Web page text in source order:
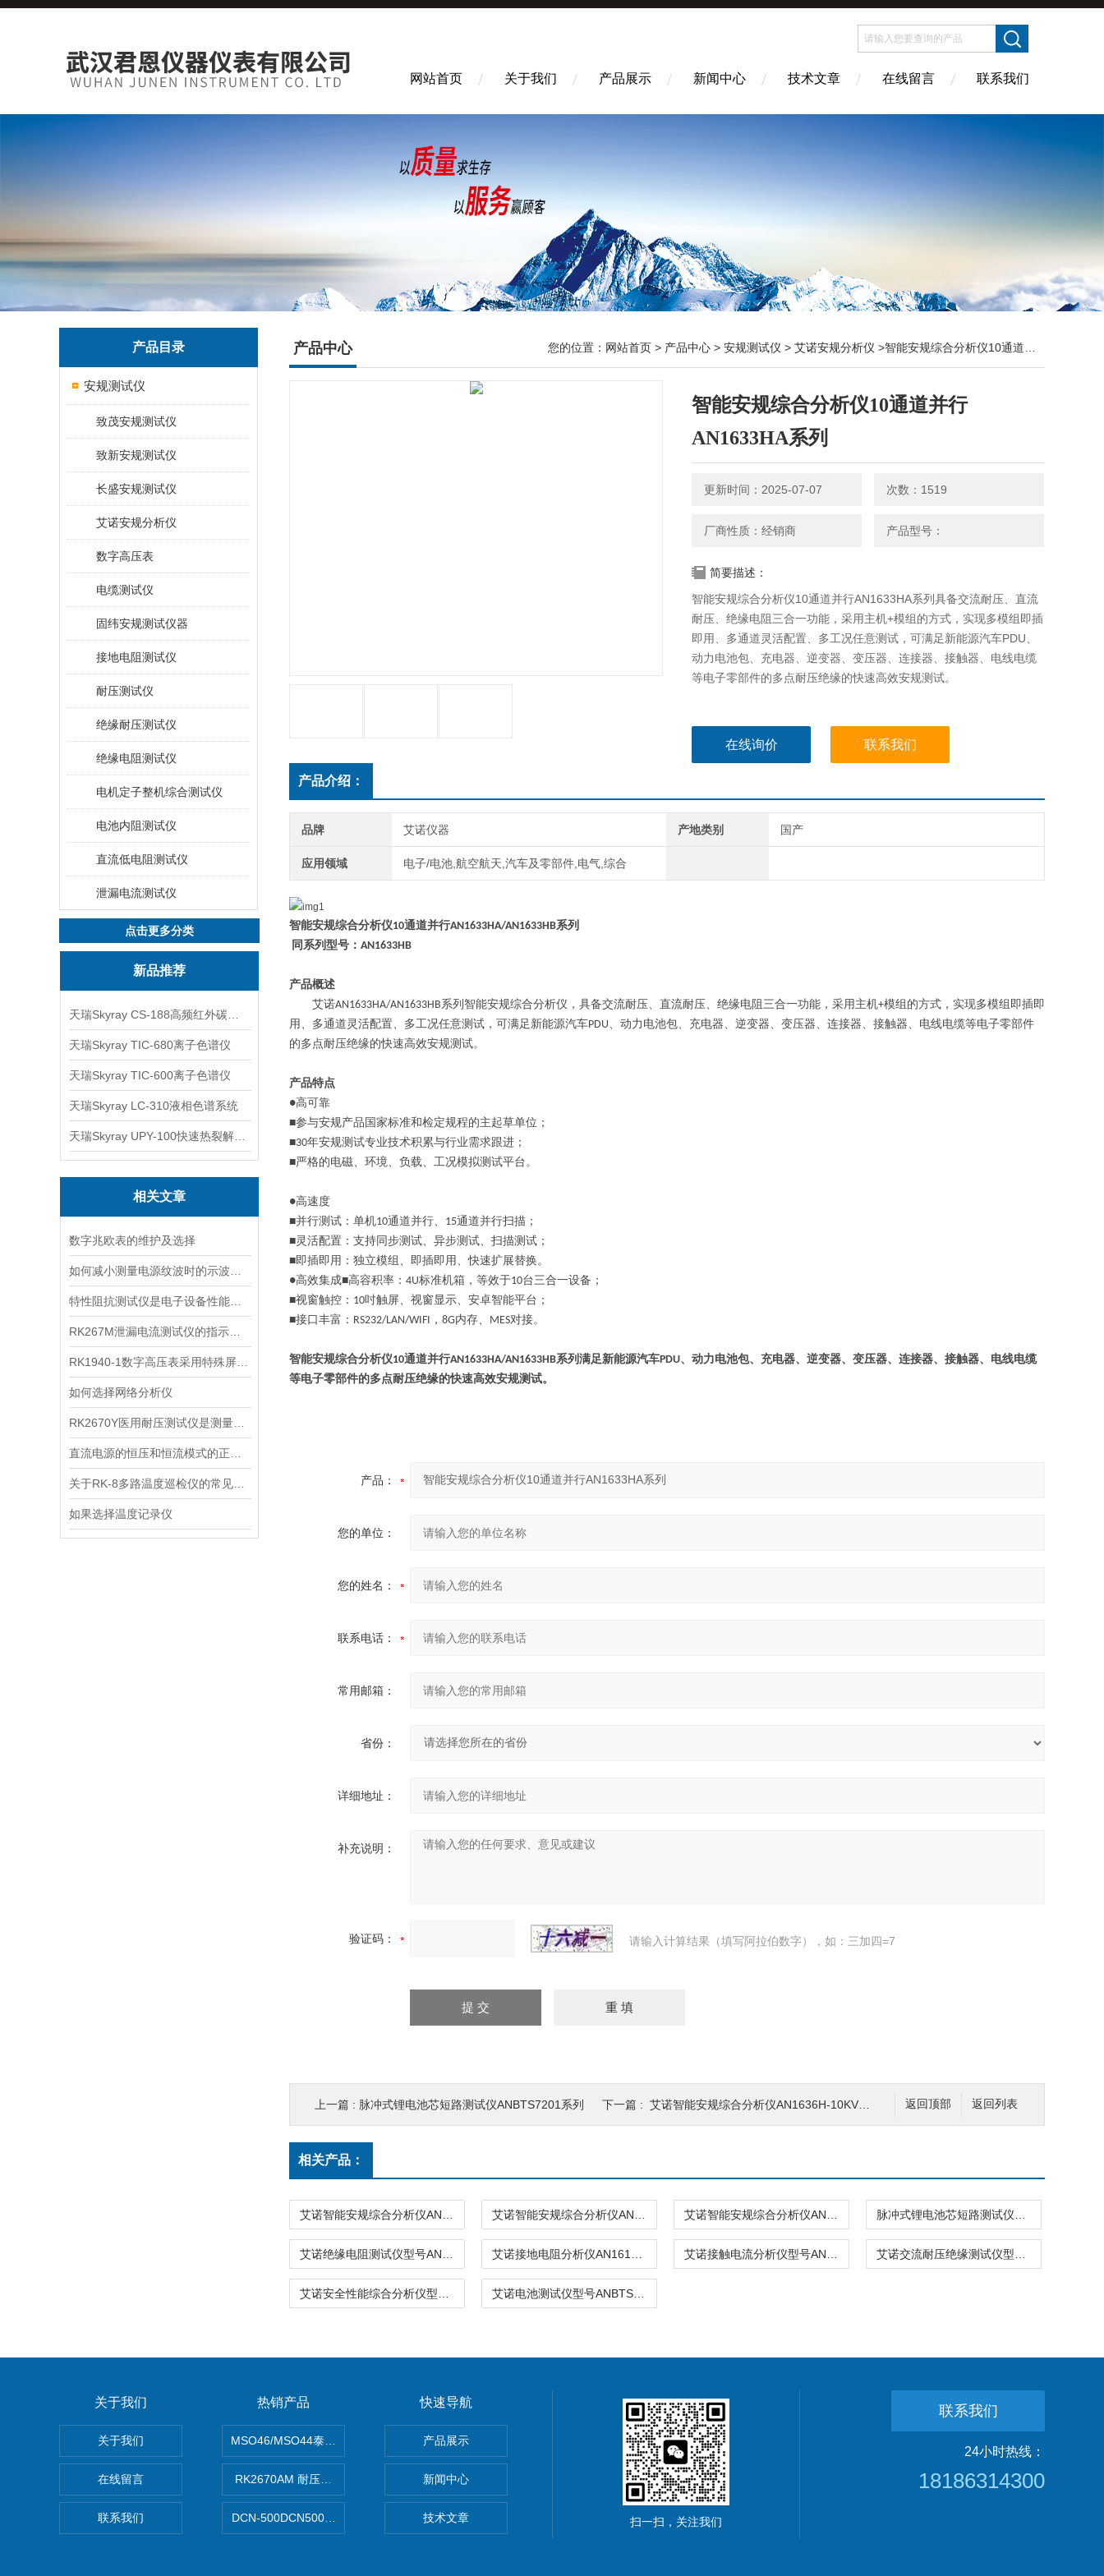
网站首页 关于我们 产品展示 新闻中心 技术文章 在线留言 联系我们
产品目录
安规测试仪
致茂安规测试仪
致新安规测试仪
长盛安规测试仪
艾诺安规分析仪
数字高压表
电缆测试仪
固纬安规测试仪器
接地电阻测试仪
耐压测试仪
绝缘耐压测试仪
绝缘电阻测试仪
电机定子整机综合测试仪
电池内阻测试仪
直流低电阻测试仪
泄漏电流测试仪
点击更多分类
新品推荐
天瑞Skyray TIC-680离子色谱仪
天瑞Skyray TIC-600离子色谱仪
天瑞Skyray LC-310液相色谱系统
相关文章
数字兆欧表的维护及选择
如何选择网络分析仪
如果选择温度记录仪
产品中心 您的位置： 网站首页 > 产品中心 > 安规测试仪 > 艾诺安规分析仪 >智能安规综合分析仪10通道并行AN1633HA系列
智能安规综合分析仪10通道并行
AN1633HA系列
更新时间：2025-07-07 次数：1519
厂商性质：经销商 产品型号：
简要描述：
智能安规综合分析仪10通道并行AN1633HA系列具备交流耐压、直流
耐压、绝缘电阻三合一功能，采用主机+模组的方式，实现多模组即插
即用、多通道灵活配置、多工况任意测试，可满足新能源汽车PDU、
动力电池包、充电器、逆变器、变压器、连接器、接触器、电线电缆
等电子零部件的多点耐压绝缘的快速高效安规测试。
在线询价 联系我们
产品介绍：
品牌 艾诺仪器 产地类别 国产
应用领域 电子/电池,航空航天,汽车及零部件,电气,综合
智能安规综合分析仪10通道并行AN1633HA/AN1633HB系列
同系列型号： AN1633HB
产品概述
艾诺AN1633HA/AN1633HB系列智能安规综合分析仪，具备交流耐压、直流耐压、绝缘电阻三合一功能，采用主机+模组的方式，实现多模组即插即
用、多通道灵活配置、多工况任意测试，可满足新能源汽车PDU、动力电池包、充电器、逆变器、变压器、连接器、接触器、电线电缆等电子零部件
的多点耐压绝缘的快速高效安规测试。
产品特点
●高可靠
■参与安规产品国家标准和检定规程的主起草单位；
■30年安规测试专业技术积累与行业需求跟进；
■严格的电磁、环境、负载、工况模拟测试平台。
●高速度
■并行测试：单机10通道并行、 15通道并行扫描；
■灵活配置：支持同步测试、异步测试、扫描测试；
■即插即用：独立模组、即插即用、快速扩展替换。
●高效集成■高容积率： 4U标准机箱，等效于10台三合一设备；
■视窗触控： 10吋触屏、视窗显示、安卓智能平台；
■接口丰富： RS232/LAN/WIFI ， 8G内存、 MES对接。
智能安规综合分析仪10通道并行AN1633HA/AN1633HB系列满足新能源汽车PDU、动力电池包、充电器、逆变器、变压器、连接器、接触器、电线电缆
等电子零部件的多点耐压绝缘的快速高效安规测试。
产品：
您的单位：
您的姓名：
联系电话：
常用邮箱：
省份：
详细地址：
补充说明：
验证码： 请输入计算结果（填写阿拉伯数字），如：三加四=7
返回列表
返回顶部
上一篇 : 脉冲式锂电池芯短路测试仪ANBTS7201系列 下一篇 : 艾诺智能安规综合分析仪AN1636H-10KV系列
相关产品：
关于我们
关于我们
在线留言
联系我们
热销产品
MSO46/MSO44泰克Tektronix MSO44/MSO46混合信号示波器
RK2670AM 耐压测试仪
DCN-500DCN500资料收集器
快速导航
产品展示
新闻中心
技术文章 扫一扫，关注我们
联系我们
24小时热线：
18186314300